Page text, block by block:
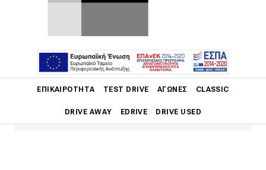
ΕΠΙΚΑΙΡΌΤΗΤΑ TEST DRIVE ΑΓΏΝΕΣ CLASSIC
DRIVE AWAY EDRIVE DRIVE USED
Η Opel αντιλαμβάνεται το GTI ως
πολεμική μηχανή, εστιασμένη στην
απόδοση, έστω κι αν αυτή δεν